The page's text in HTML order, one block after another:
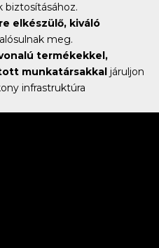
biztosításához.
elkészülő, kiváló
meg.
termékekkel,
munkatársakkal járuljon
infrastruktúra